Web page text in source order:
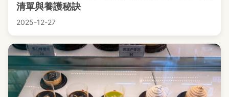
清單與養護秘訣
2025-12-27